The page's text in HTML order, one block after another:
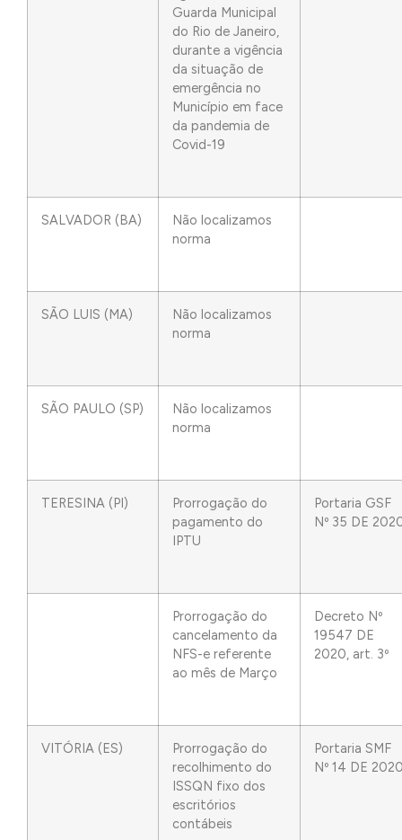
Guarda Municipal
do Rio de Janeiro,
durante a vigência
da situação de
emergência no
Município em face
da pandemia de
Covid-19
SALVADOR (BA)
Não localizamos
norma
SÃO LUIS (MA)
Não localizamos
norma
SÃO PAULO (SP)
Não localizamos
norma
TERESINA (PI)
Prorrogação do
pagamento do
IPTU
Portaria GSF
Nº 35 DE
Prorrogação do
cancelamento da
NFS-e referente
ao mês de Março
Decreto Nº
19547 DE
2020, art. 3º
VITÓRIA (ES)
Prorrogação do
recolhimento do
ISSQN fixo dos
escritórios
contábeis
Portaria SMF
Nº 14 DE